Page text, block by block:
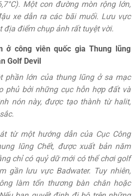
Một con đường mòn rộng lớn,
xe dẫn ra các bãi muối. Lưu vực
địa điểm chụp ảnh rất tuyệt vời.
ở công viên quốc gia Thung lũng
Golf Devil
phần lớn của thung lũng ở sa mạc
phủ bởi những cục hỗn hợp đất và
nón này, được tạo thành từ halit,
từ một hướng dẫn của Cục Công
lũng Chết, được xuất bản năm
chỉ có quỷ dữ mới có thể chơi golf
gần lưu vực Badwater. Tuy nhiên,
làm tổn thương bàn chân hoặc